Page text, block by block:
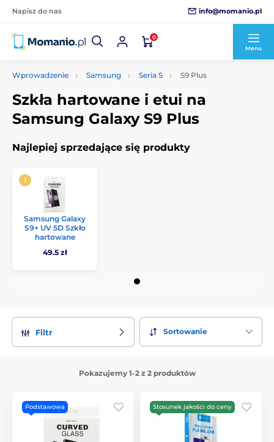
Napisz do nas info@momanio.pl
0
Menu
Wprowadzenie Samsung Seria S S9 Plus
Szkła hartowane i etui na
Samsung Galaxy S9 Plus
Najlepiej sprzedające się produkty
Samsung Galaxy
S9+ UV 5D Szkło
hartowane
49.5 zł
Filtr Sortowanie
Pokazujemy 1-2 z 2 produktów
Podstawowa Stosunek jakości do ceny